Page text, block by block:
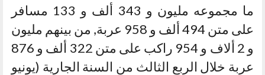
ما مجموعه مليون و 343 ألف و 133 مسافر
على متن 494 ألف و 958 عربة, من بينهم مليون
و 2 ألاف و 954 راكب على متن 322 ألف و 876
عربة خلال الربع الثالث من السنة الجارية (يونيو